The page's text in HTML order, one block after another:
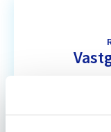
De opleiding